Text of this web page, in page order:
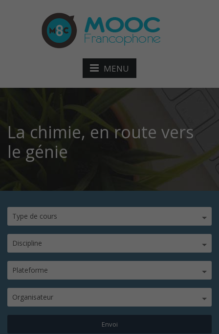
MENU
La chimie, en route vers
le génie
Type de cours
Discipline
Plateforme
Organisateur